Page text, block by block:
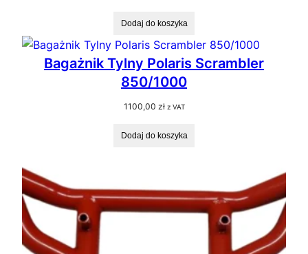
Dodaj do koszyka
Bagażnik Tylny Polaris Scrambler
850/1000
1100,00 zł z VAT
Dodaj do koszyka